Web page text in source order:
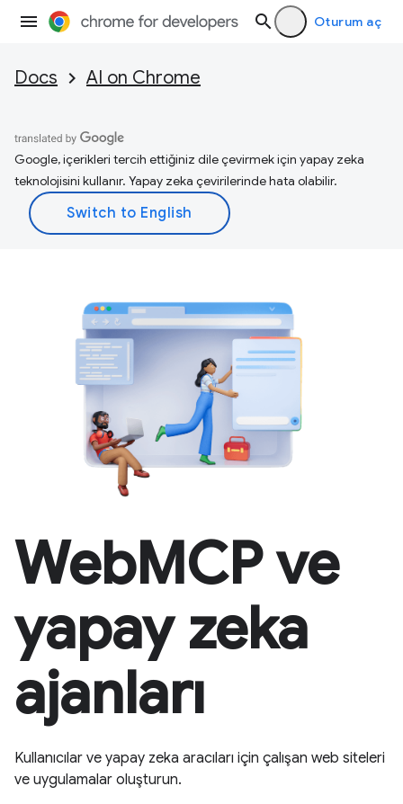
Oturum aç
Docs AI on Chrome
Google, içerikleri tercih ettiğiniz dile çevirmek için yapay zeka
teknolojisini kullanır. Yapay zeka çevirilerinde hata olabilir.
WebMCP ve
yapay zeka
ajanları
Kullanıcılar ve yapay zeka aracıları için çalışan web siteleri
ve uygulamalar oluşturun.